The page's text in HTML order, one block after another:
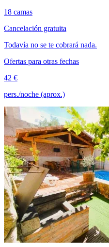
18 camas
Cancelación gratuita
Todavía no se te cobrará nada.
Ofertas para otras fechas
42 €
pers./noche (aprox.)